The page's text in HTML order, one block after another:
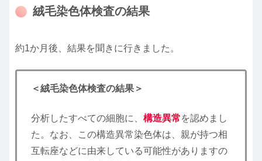
絨毛染色体検査の結果
約1か月後、結果を聞きに行きました。
＜絨毛染色体検査の結果＞
分析したすべての細胞に、 構造異常を認めまし
た。なお、この構造異常染色体は、親が持つ相
互転座などに由来している可能性がありますの